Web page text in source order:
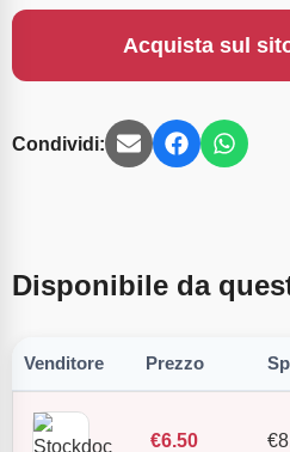
Acquista sul
Condividi:
Disponibile da
Venditore Prezzo
€6.50 €